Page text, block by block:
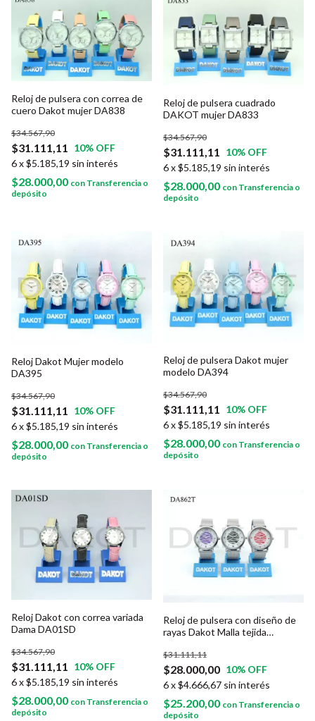
Reloj de pulsera con correa de
cuero Dakot mujer DA838
$31.111,11
$34.567,90
10% OFF
6x$5.185,19 sin interés
$28.000,00 con Transferencia o
depósito
Reloj de pulsera cuadrado
DAKOT mujer DA833
$31.111,11
$34.567,90
10% OFF
6x$5.185,19 sin interés
$28.000,00 con Transferencia o
depósito
Reloj Dakot Mujer modelo
DA395
$31.111,11
$34.567,90
10% OFF
6x$5.185,19 sin interés
$28.000,00 con Transferencia o
depósito
Reloj de pulsera Dakot mujer
modelo DA394
$31.111,11
$34.567,90
10% OFF
6x$5.185,19 sin interés
$28.000,00 con Transferencia o
depósito
Reloj Dakot con correa variada
Dama DA01SD
$31.111,11
$34.567,90
10% OFF
6x$5.185,19 sin interés
$28.000,00 con Transferencia o
depósito
Reloj de pulsera con diseño de
rayas Dakot Malla tejida
$28.000,00
$31.111,11
10% OFF
6x$4.666,67 sin interés
$25.200,00 con Transferencia o
depósito